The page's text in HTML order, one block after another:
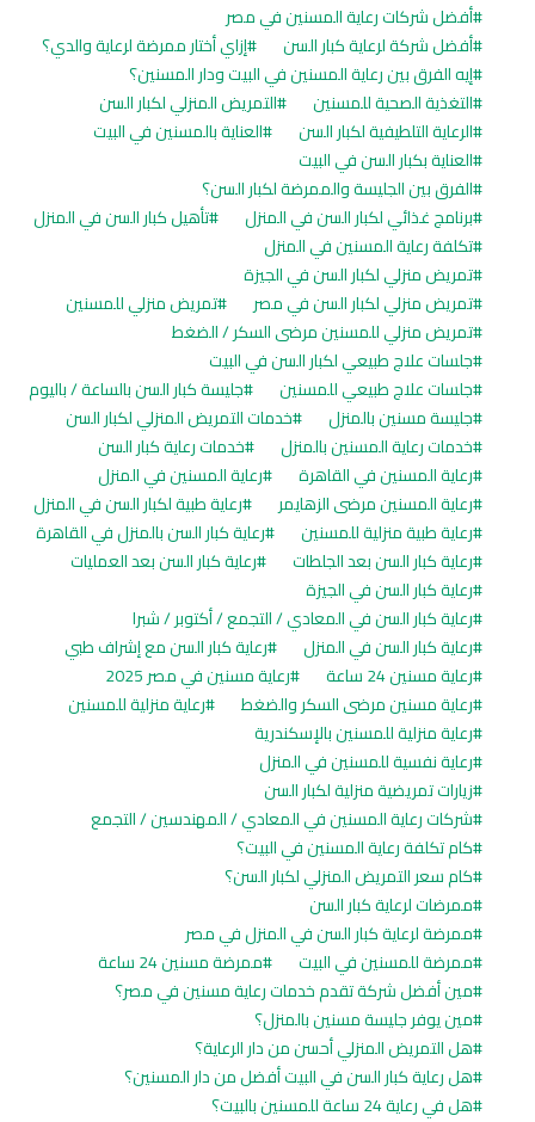
أفضل شركات رعاية المسنين في مصر
أفضل شركة لرعاية كبار السن
إزاي أختار ممرضة لرعاية والدي؟
إيه الفرق بين رعاية المسنين في البيت ودار المسنين؟
التغذية الصحية للمسنين
التمريض المنزلي لكبار السن
الرعاية التلطيفية لكبار السن
العناية بالمسنين في البيت
العناية بكبار السن في البيت
الفرق بين الجليسة والممرضة لكبار السن؟
برنامج غذائي لكبار السن في المنزل
تأهيل كبار السن في المنزل
تكلفة رعاية المسنين في المنزل
تمريض منزلي لكبار السن في الجيزة
تمريض منزلي لكبار السن في مصر
تمريض منزلي للمسنين
تمريض منزلي للمسنين مرضى السكر / الضغط
جلسات علاج طبيعي لكبار السن في البيت
جلسات علاج طبيعي للمسنين
جليسة كبار السن بالساعة / باليوم
جليسة مسنين بالمنزل
خدمات التمريض المنزلي لكبار السن
خدمات رعاية المسنين بالمنزل
خدمات رعاية كبار السن
رعاية المسنين في القاهرة
رعاية المسنين في المنزل
رعاية المسنين مرضى الزهايمر
رعاية طبية لكبار السن في المنزل
رعاية طبية منزلية للمسنين
رعاية كبار السن بالمنزل في القاهرة
رعاية كبار السن بعد الجلطات
رعاية كبار السن بعد العمليات
رعاية كبار السن في الجيزة
رعاية كبار السن في المعادي / التجمع / أكتوبر / شبرا
رعاية كبار السن في المنزل
رعاية كبار السن مع إشراف طبي
رعاية مسنين 24 ساعة
رعاية مسنين في مصر 2025
رعاية مسنين مرضى السكر والضغط
رعاية منزلية للمسنين
رعاية منزلية للمسنين بالإسكندرية
رعاية نفسية للمسنين في المنزل
زيارات تمريضية منزلية لكبار السن
شركات رعاية المسنين في المعادي / المهندسين / التجمع
كام تكلفة رعاية المسنين في البيت؟
كام سعر التمريض المنزلي لكبار السن؟
ممرضات لرعاية كبار السن
ممرضة لرعاية كبار السن في المنزل في مصر
ممرضة للمسنين في البيت
ممرضة مسنين 24 ساعة
مين أفضل شركة تقدم خدمات رعاية مسنين في مصر؟
مين يوفر جليسة مسنين بالمنزل؟
هل التمريض المنزلي أحسن من دار الرعاية؟
هل رعاية كبار السن في البيت أفضل من دار المسنين؟
هل في رعاية 24 ساعة للمسنين بالبيت؟